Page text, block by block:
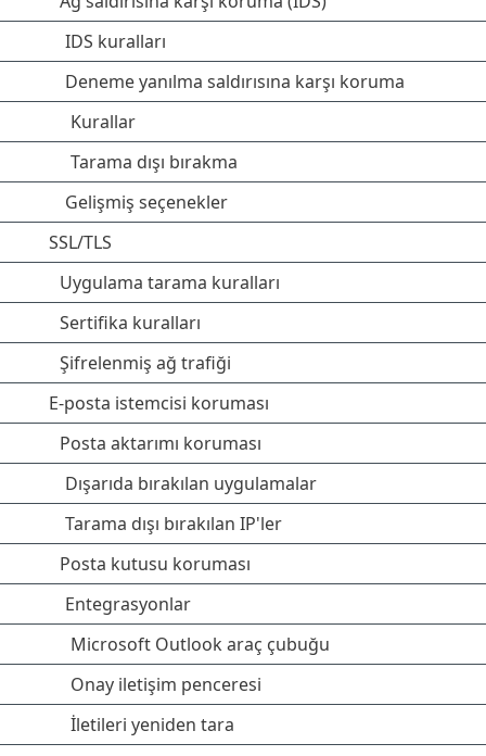
IDS kuralları
Deneme yanılma saldırısına karşı koruma
Kurallar
Tarama dışı bırakma
Gelişmiş seçenekler
SSL/TLS
Uygulama tarama kuralları
Sertifika kuralları
Şifrelenmiş ağ trafiği
E-posta istemcisi koruması
Posta aktarımı koruması
Dışarıda bırakılan uygulamalar
Tarama dışı bırakılan IP'ler
Posta kutusu koruması
Entegrasyonlar
Microsoft Outlook araç çubuğu
Onay iletişim penceresi
İletileri yeniden tara